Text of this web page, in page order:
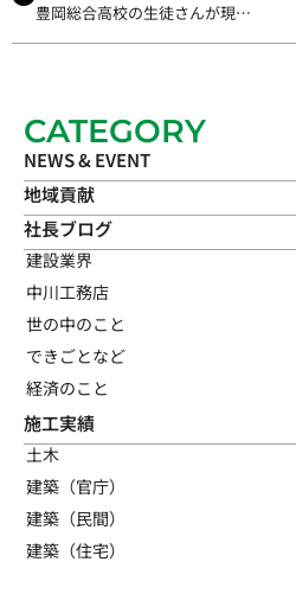
豊岡総合高校の生徒さんが現場見学に来てくれました
CATEGORY
NEWS & EVENT
地域貢献
社長ブログ
建設業界
中川工務店
世の中のこと
できごとなど
経済のこと
施工実績
土木
建築（官庁）
建築（民間）
建築（住宅）